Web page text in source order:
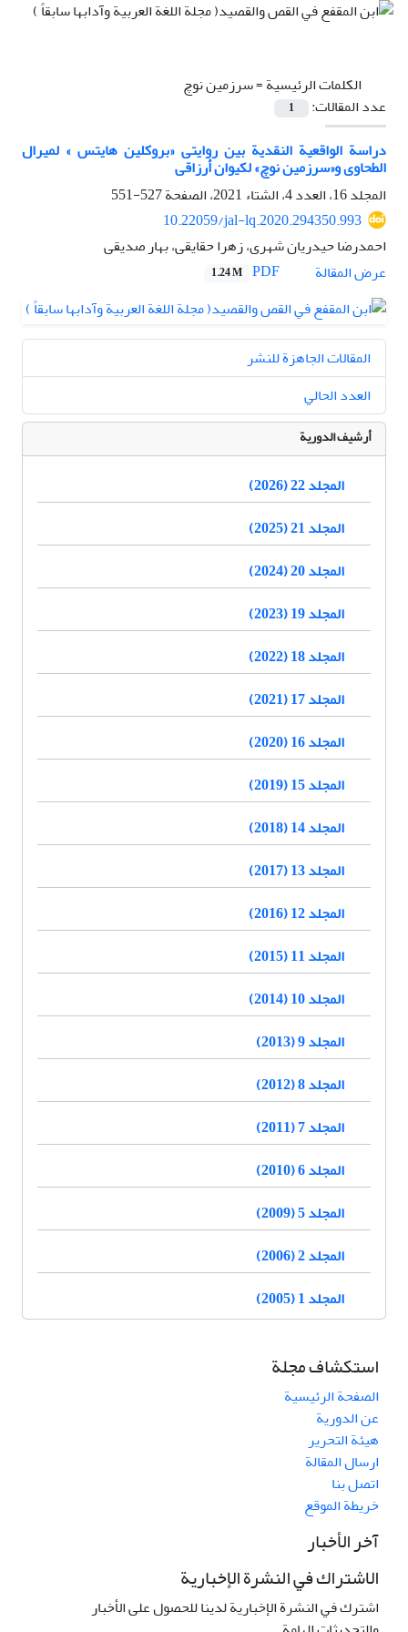
الكلمات الرئيسية =سرزمين نوچ
عدد المقالات:
1
دراسة الواقعیة النقدیة بین روایتى «بروکلین هایتس » لمیرال
الطحاوی و«سرزمین نوچ» لکیوان أرزاقی
المجلد 16، العدد 4، الشتاء 2021، الصفحة
527-551
10.22059/jal-lq.2020.294350.993
احمدرضا حیدریان شهری، زهرا حقایقی، بهار صدیقی
عرض المقالة
1.24 M
المقالات الجاهزة للنشر
العدد الحالي
أرشيف الدورية
المجلد 22 (2026)
المجلد 21 (2025)
المجلد 20 (2024)
المجلد 19 (2023)
المجلد 18 (2022)
المجلد 17 (2021)
المجلد 16 (2020)
المجلد 15 (2019)
المجلد 14 (2018)
المجلد 13 (2017)
المجلد 12 (2016)
المجلد 11 (2015)
المجلد 10 (2014)
المجلد 9 (2013)
المجلد 8 (2012)
المجلد 7 (2011)
المجلد 6 (2010)
المجلد 5 (2009)
المجلد 2 (2006)
المجلد 1 (2005)
استكشاف مجلة
الصفحة الرئيسية
عن الدورية
هيئة التحرير
ارسال المقالة
اتصل بنا
خريطة الموقع
آخر الأخبار
الاشتراك في النشرة الإخبارية
اشترك في النشرة الإخبارية لدينا للحصول على الأخبار